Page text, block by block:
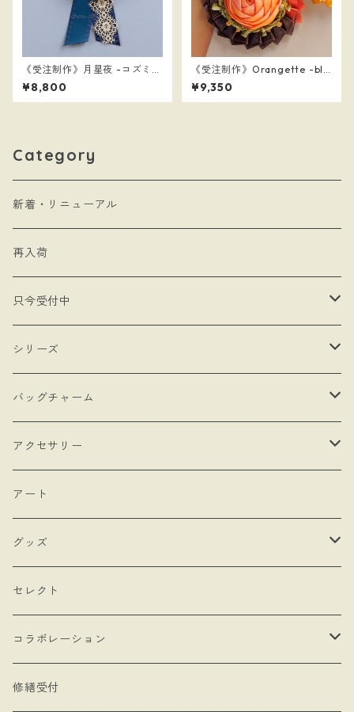
《受注制作》月星夜 -コズミッ
クナイト-
¥8,800
《受注制作》Orangette -blo
od orange-
¥9,350
Category
新着・リニューアル
再入荷
只今受付中
・受注制作
・抽選販売
シリーズ
- 馬
・bracket No.
- リボン
- モロッカンチャーム
- hand
- Drop Rose
- 本型チャーム
- Lady & Royal
バッグチャーム
- ロゼットタイプ
- ネックレスタイプ
- シングルタイプ
- チェーン・カラビナ
アクセサリー
- ブローチ
- 耳飾り
- ネックレス
アート
グッズ
- バッグ
- ステッカー
- クリーナークロス
セレクト
コラボレーション
limboussole
修繕受付